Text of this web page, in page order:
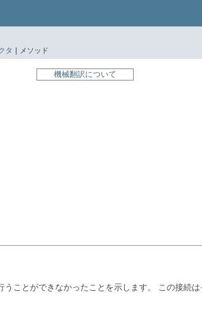
タ | メソッド
機械翻訳について
ことができなかったことを示します。 この接続は